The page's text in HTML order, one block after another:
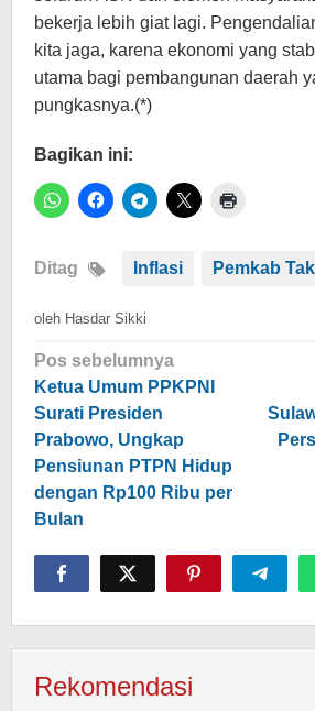
bekerja lebih giat lagi.
kita jaga, karena ekonomi yang
utama bagi pembangunan daerah
pungkasnya.(*)
Bagikan ini:
Ditag Inflasi Pemkab
oleh Hasdar Sikki
Navigasi
pos
Pos sebelumnya
Ketua Umum PPKPNI
Surati Presiden
Prabowo, Ungkap
Pensiunan PTPN Hidup
dengan Rp100 Ribu per
Bulan
Rekomendasi